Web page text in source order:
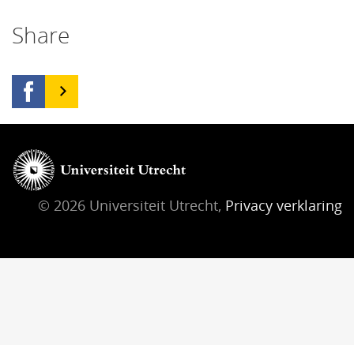
Share
© 2026 Universiteit Utrecht, Privacy verklaring